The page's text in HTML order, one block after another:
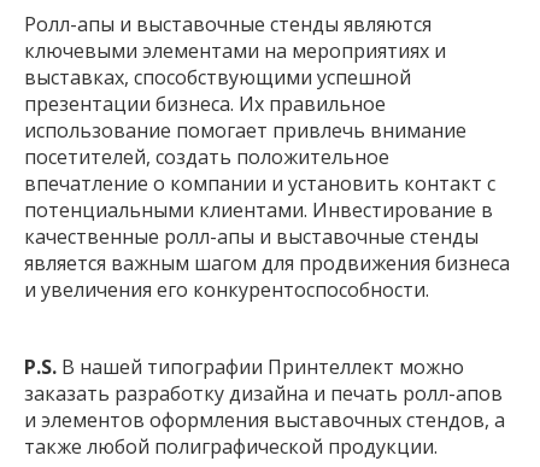
Ролл-апы и выставочные стенды являются
ключевыми элементами на мероприятиях и
выставках, способствующими успешной
презентации бизнеса. Их правильное
использование помогает привлечь внимание
посетителей, создать положительное
впечатление о компании и установить контакт с
потенциальными клиентами. Инвестирование в
качественные ролл-апы и выставочные стенды
является важным шагом для продвижения бизнеса
и увеличения его конкурентоспособности.
P.S. В нашей типографии Принтеллект можно
заказать разработку дизайна и печать ролл-апов
и элементов оформления выставочных стендов, а
также любой полиграфической продукции.